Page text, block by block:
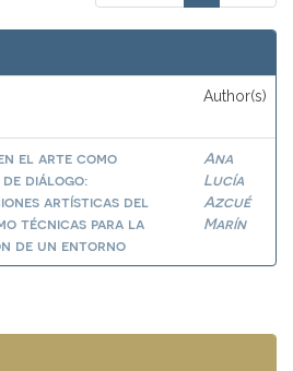
Author(s)
el arte como
diálogo:
artísticas del
técnicas para la
de un entorno
Ana
Lucía
Azcué
Marín